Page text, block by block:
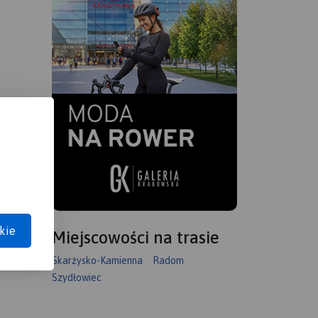
Miejscowości na trasie
Skarżysko-Kamienna
Radom
Szydłowiec